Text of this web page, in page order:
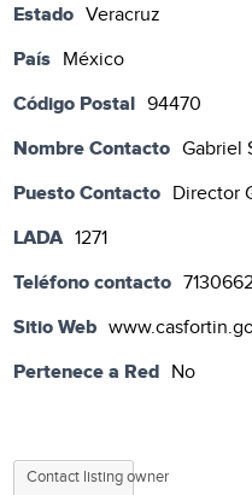
Estado Veracruz
País México
Código Postal 94470
Nombre Contacto Gabriel
Puesto Contacto Director
LADA 1271
Teléfono contacto
Sitio Web
Pertenece a Red No
Contact listing owner